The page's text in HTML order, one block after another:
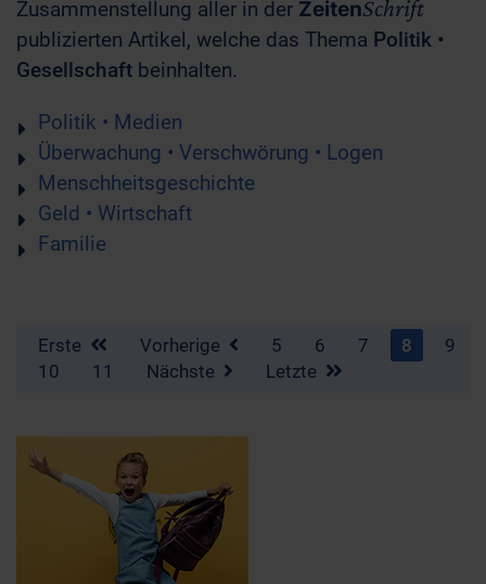
Zusammenstellung aller in der ZeitenSchrift
publizierten Artikel, welche das Thema Politik •
Gesellschaft beinhalten.
Politik • Medien
Überwachung • Verschwörung • Logen
Menschheitsgeschichte
Geld • Wirtschaft
Familie
Erste Vorherige 5 6 7 8
9
10
11 Nächste Letzte